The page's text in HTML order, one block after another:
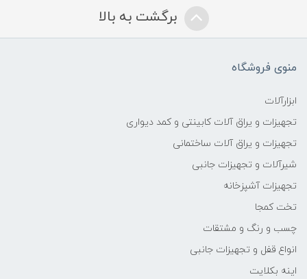
برگشت به بالا
منوی فروشگاه
ابزارآلات
تجهیزات و یراق آلات کابینتی و کمد دیواری
تجهیزات و یراق آلات ساختمانی
شیرآلات و تجهیزات جانبی
تجهیزات آشپزخانه
تخت کمجا
چسب و رنگ و مشتقات
انواع قفل و تجهیزات جانبی
اینه بکلایت